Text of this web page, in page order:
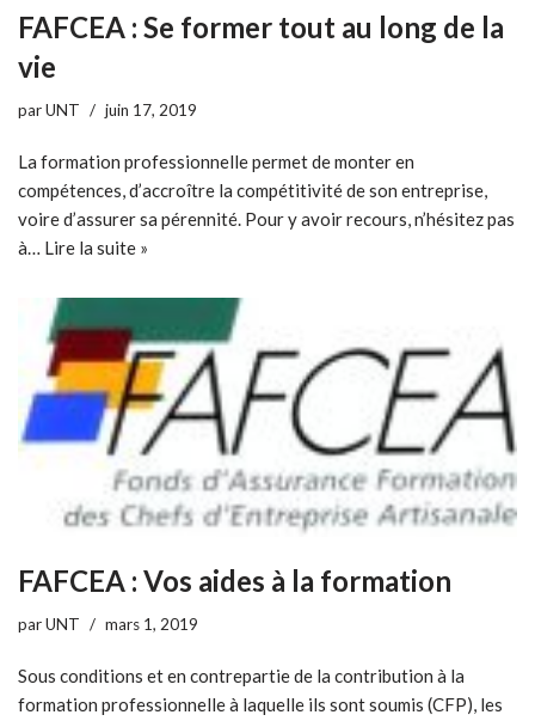
FAFCEA : Se former tout au long de la
vie
parUNT juin 17, 2019
La formation professionnelle permet de monter en
compétences, d’accroître la compétitivité de son entreprise,
voire d’assurer sa pérennité. Pour y avoir recours, n’hésitez pas
à… Lire la suite »
FAFCEA : Vos aides à la formation
parUNT mars 1, 2019
Sous conditions et en contrepartie de la contribution à la
formation professionnelle à laquelle ils sont soumis (CFP), les